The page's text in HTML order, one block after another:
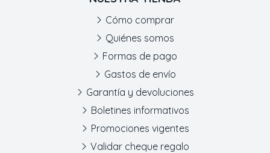
Cómo comprar
Quiénes somos
Formas de pago
Gastos de envío
Garantía y devoluciones
Boletines informativos
Promociones vigentes
Validar cheque regalo